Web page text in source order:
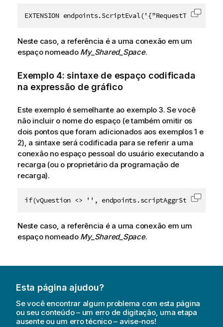
EXTENSION Copiar
Neste caso, a referência é a uma conexão em um
espaço nomeado My_Shared_Space.
Exemplo 4: sintaxe de espaço codificada
na expressão de gráfico
Este exemplo é semelhante ao exemplo 3. Se você
não incluir o nome do espaço (e também omitir os
dois pontos que foram adicionados aos exemplos 1 e
2), a sintaxe será codificada para se referir a uma
conexão no espaço pessoal do usuário executando a
recarga (ou o proprietário da programação de
recarga).
if(vQuestion <> '', Copiar
Neste caso, a referência é a uma conexão em um
espaço nomeado My_Shared_Space.
Esta página ajudou?
Se você encontrar algum problema com esta página
ou seu conteúdo – um erro de digitação, uma etapa
ausente ou um erro técnico – avise-nos!